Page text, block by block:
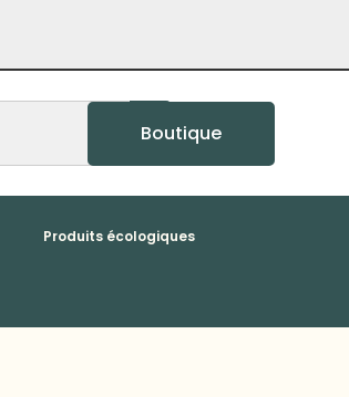
Boutique
Produits écologiques